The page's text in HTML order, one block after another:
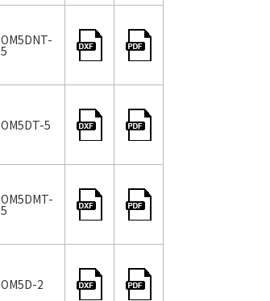
OM5DNT-
5
OM5DT-5
OM5DMT-
5
OM5D-2